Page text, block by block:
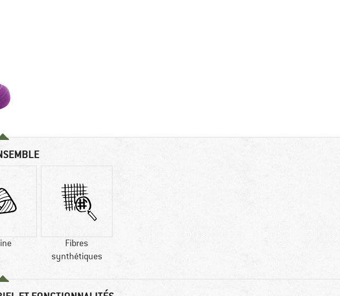
Fibres
synthétiques